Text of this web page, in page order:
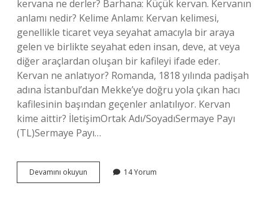
kervana ne derler? Barhana: Küçük kervan. Kervanın
anlamı nedir? Kelime Anlamı: Kervan kelimesi,
genellikle ticaret veya seyahat amacıyla bir araya
gelen ve birlikte seyahat eden insan, deve, at veya
diğer araçlardan oluşan bir kafileyi ifade eder.
Kervan ne anlatıyor? Romanda, 1818 yılında padişah
adına İstanbul’dan Mekke’ye doğru yola çıkan hacı
kafilesinin başından geçenler anlatılıyor. Kervan
kime aittir? İletişimOrtak Adı/SoyadıSermaye Payı
(TL)Sermaye Payı…
Devamını okuyun
Kervan
14 Yorum